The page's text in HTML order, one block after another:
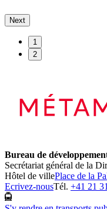
Next
1
2
Bureau de
Secrétariat général de la
Hôtel de villePlace de la
Ecrivez-nousTél. +41 21